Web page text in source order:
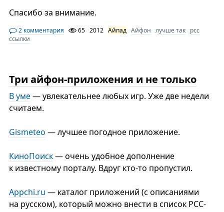
Спасибо за внимание.
2 комментария 65 2012 Айпад Айфон лучше так рсс
ссылки
Три айфон-приложения и не только
В уме— увлекательнее любых игр. Уже две недели
считаем.
Gismeteo — лучшее погодное приложение.
КиноПоиск— очень удобное дополнение
к известному порталу. Вдруг кто-то пропустил.
Аppchi.ru — каталог приложений (с описаниями
на русском), который можно внести в список РСС-